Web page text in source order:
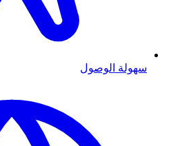
سهولة الوصول